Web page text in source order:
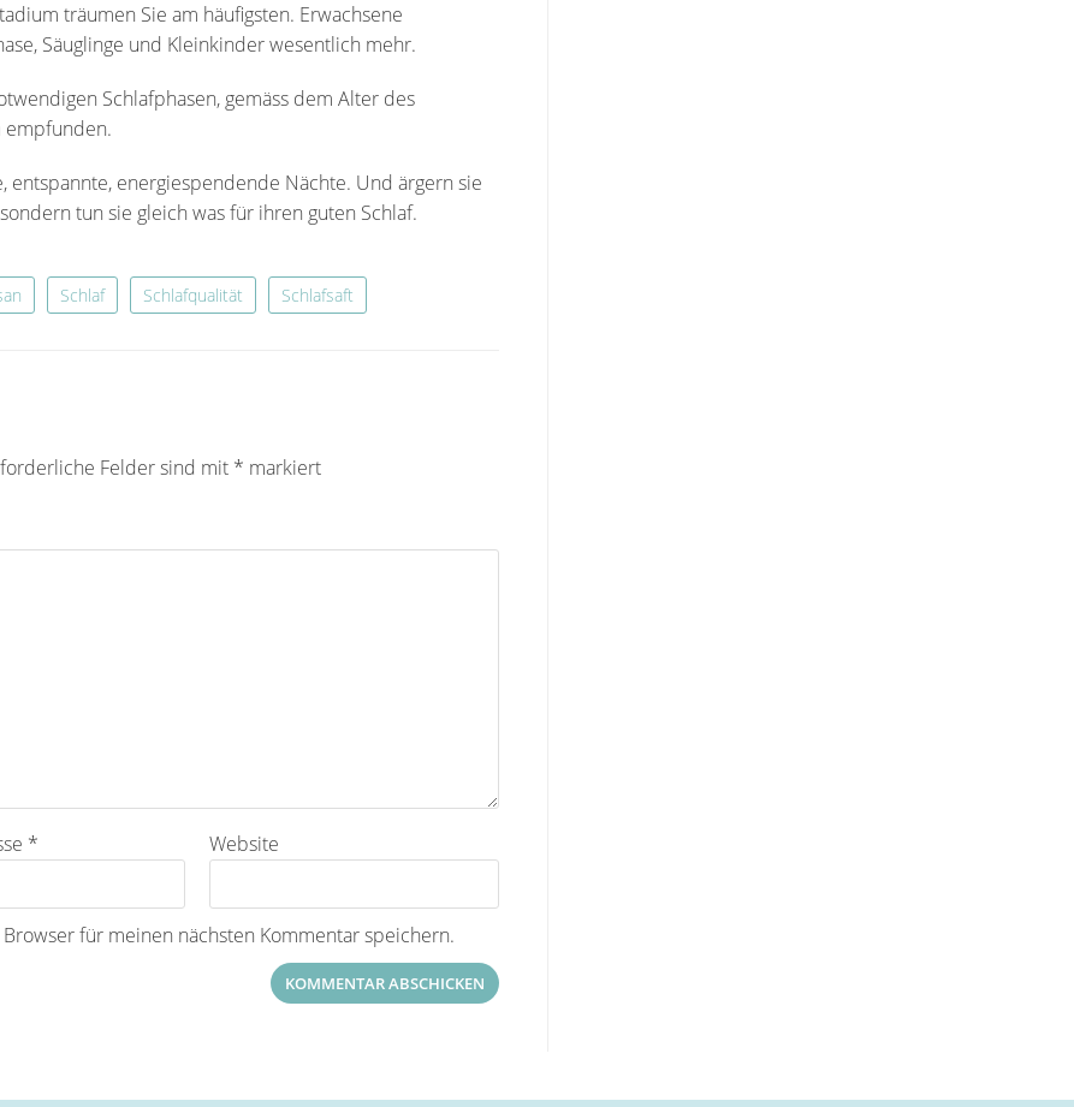
träumen Sie am häufigsten. Erwachsene
Säuglinge und Kleinkinder wesentlich mehr.
Schlafphasen, gemäss dem Alter des
empfunden.
entspannte, energiespendende Nächte. Und ärgern sie
tun sie gleich was für ihren guten Schlaf.
Schlaf Schlafqualität Schlafsaft
Felder sind mit * markiert
* Website
für meinen nächsten Kommentar speichern.